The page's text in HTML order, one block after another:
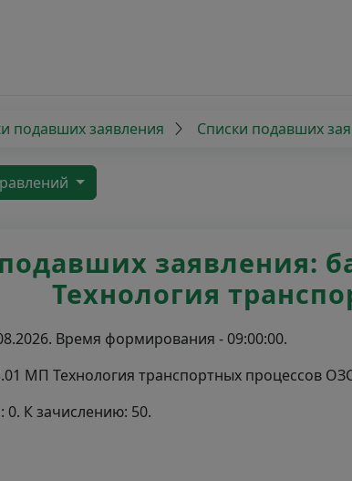
подавших заявления Списки подавших
заявления:
Технология
Время формирования - 09:00:00.
МП Технология транспортных процессов
0. К зачислению: 50.